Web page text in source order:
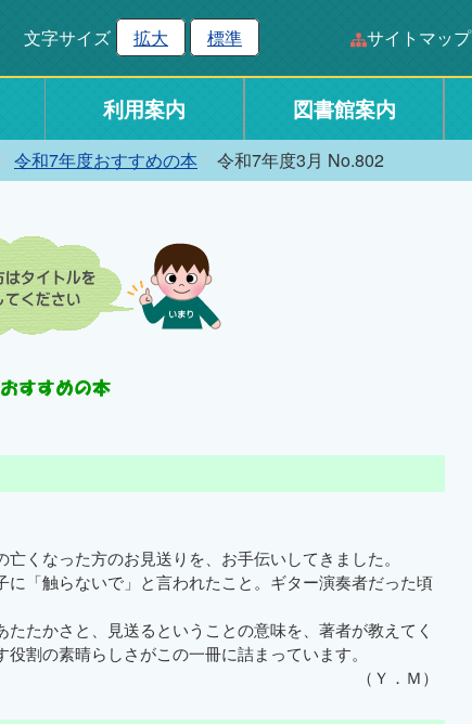
文字サイズ 拡大 標準 サイトマップ
利用案内 図書館案内
令和7年度おすすめの本 令和7年度3月 No.802
くなった方のお見送りを、お手伝いしてきました。
「触らないで」と言われたこと。ギター演奏者だった頃
たかさと、見送るということの意味を、著者が教えてく
割の素晴らしさがこの一冊に詰まっています。
（Ｙ．Ｍ）